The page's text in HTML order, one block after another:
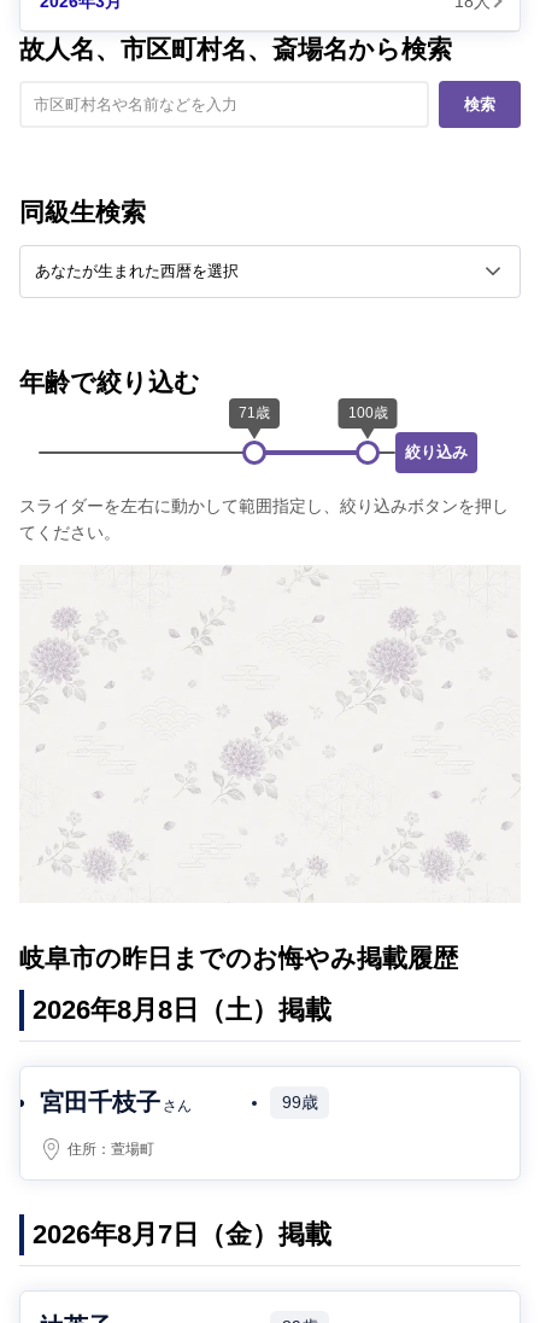
故人名、市区町村名、斎場名から検索
検索
同級生検索
年齢で絞り込む
絞り込み
スライダーを左右に動かして範囲指定し、絞り込みボタンを押し
てください。
岐阜市の昨日までのお悔やみ掲載履歴
2026年8月8日（土）掲載
宮田千枝子 さん 99歳
住所：萱場町
2026年8月7日（金）掲載